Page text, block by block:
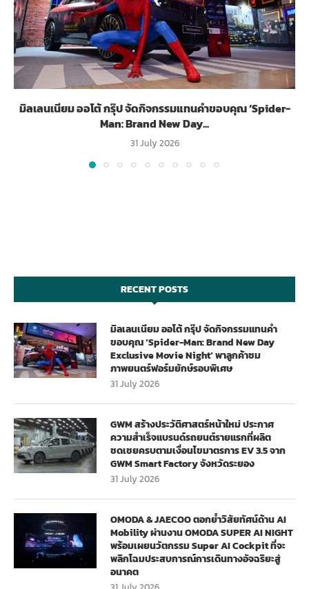
มิลเลนเนียม ออโต้ กรุ๊ป จัดกิจกรรมแทนคำขอบคุณ ‘Spider-
Man: Brand New Day...
31 July 2026
RECENT POSTS
มิลเลนเนียม ออโต้ กรุ๊ป จัดกิจกรรมแทนคำ
ขอบคุณ ‘Spider-Man: Brand New Day
Exclusive Movie Night’ พาลูกค้าชม
ภาพยนตร์ฟอร์มยักษ์รอบพิเศษ
31 July 2026
GWM สร้างประวัติศาสตร์หน้าใหม่ ประกาศ
ความสำเร็จแบรนด์รถยนต์รายแรกที่ผลิต
ชดเชยครบตามเงื่อนไขมาตรการ EV 3.5 จาก
GWM Smart Factory จังหวัดระยอง
31 July 2026
OMODA & JAECOO ตอกย้ำวิสัยทัศน์ด้าน AI
Mobility ผ่านงาน OMODA SUPER AI NIGHT
พร้อมเผยนวัตกรรม Super AI Cockpit ที่จะ
พลิกโฉมประสบการณ์การเดินทางอัจฉริยะสู่
อนาคต